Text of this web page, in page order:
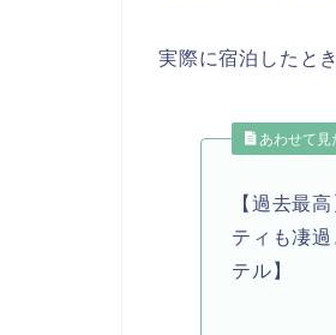
実際に宿泊したと
あわせて見
【過去最
ティも凄
テル】